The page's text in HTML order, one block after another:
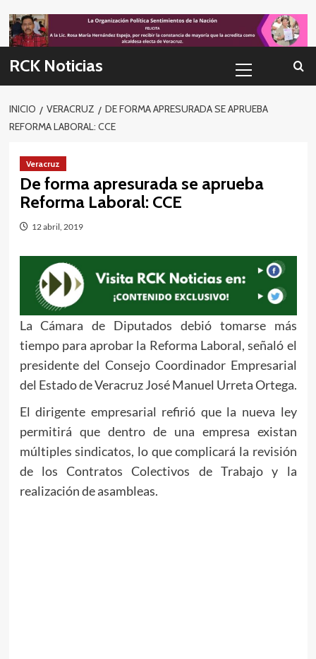
to
content
RCK Noticias
primario
INICIO VERACRUZ
DE FORMA APRESURADA SE APRUEBA
REFORMA LABORAL: CCE
Veracruz
De forma apresurada se aprueba
Reforma Laboral: CCE
12 abril, 2019
La Cámara de Diputados debió tomarse más
tiempo para aprobar la Reforma Laboral, señaló el
presidente del Consejo Coordinador Empresarial
del Estado de Veracruz José Manuel Urreta Ortega.
El dirigente empresarial refirió que la nueva ley
permitirá que dentro de una empresa existan
múltiples sindicatos, lo que complicará la revisión
de los Contratos Colectivos de Trabajo y la
realización de asambleas.